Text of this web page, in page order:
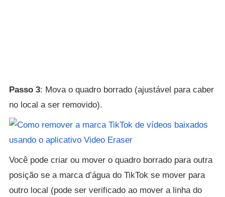
Passo 3: Mova o quadro borrado (ajustável para caber
no local a ser removido).
Você pode criar ou mover o quadro borrado para outra
posição se a marca d’água do TikTok se mover para
outro local (pode ser verificado ao mover a linha do